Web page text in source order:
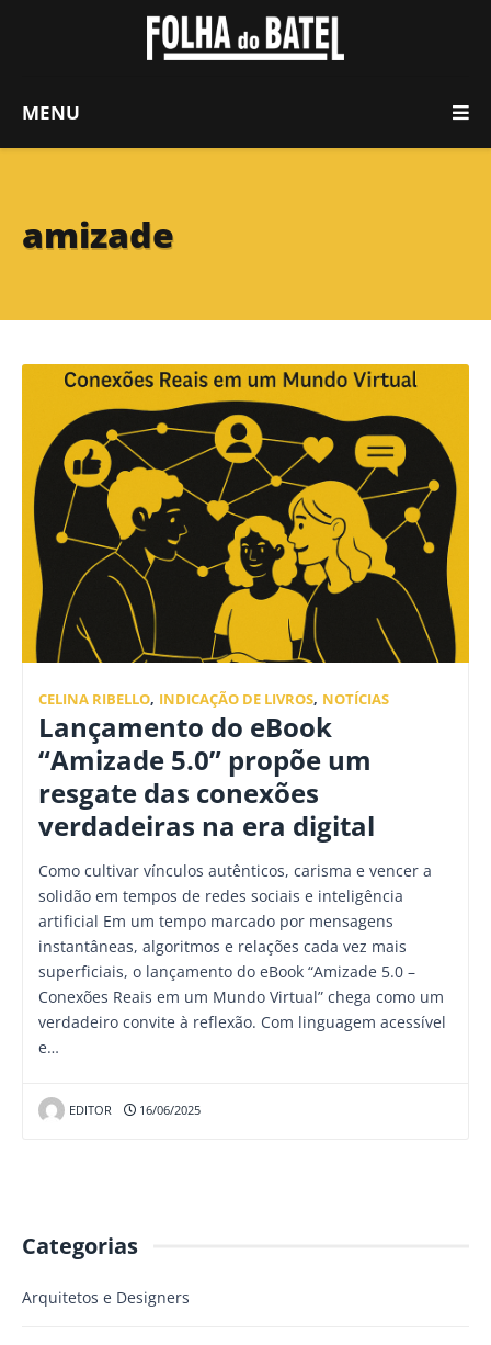
MENU
amizade
CELINA RIBELLO, INDICAÇÃO DE LIVROS, NOTÍCIAS
Lançamento do eBook
“Amizade 5.0” propõe um
resgate das conexões
verdadeiras na era digital
Como cultivar vínculos autênticos, carisma e vencer a
solidão em tempos de redes sociais e inteligência
artificial Em um tempo marcado por mensagens
instantâneas, algoritmos e relações cada vez mais
superficiais, o lançamento do eBook “Amizade 5.0 –
Conexões Reais em um Mundo Virtual” chega como um
verdadeiro convite à reflexão. Com linguagem acessível
e…
EDITOR 16/06/2025
Categorias
Arquitetos e Designers